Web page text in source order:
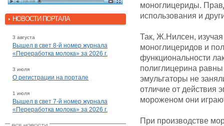
НОВОСТИ ПОРТАЛА
3 августа
Вышел в свет 8-й номер журнала
«Переработка молока» за 2026 г.
3 июля
О регистрации на портале
1 июля
Вышел в свет 7-й номер журнала
«Переработка молока» за 2026 г.
моноглицериды.
использования и
Так, Ж.Нилсен,
моноглицеридов и
функциональности
полиглицерина
эмульгаторы не
отличие от действия
мороженом они
При производстве